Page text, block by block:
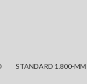
STANDARD 1.800-MM